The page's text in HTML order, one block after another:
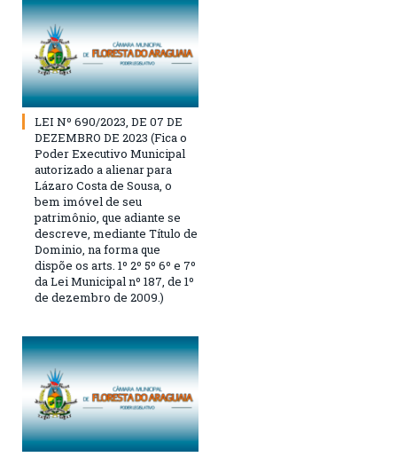
LEI Nº 690/2023, DE 07 DE
DEZEMBRO DE 2023 (Fica o
Poder Executivo Municipal
autorizado a alienar para
Lázaro Costa de Sousa, o
bem imóvel de seu
patrimônio, que adiante se
descreve, mediante Título de
Dominio, na forma que
dispõe os arts. 1º 2º 5º 6º e 7º
da Lei Municipal nº 187, de 1º
de dezembro de 2009.)